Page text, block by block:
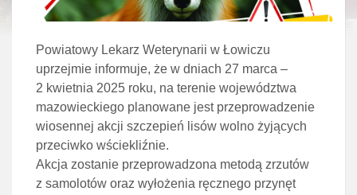
Powiatowy Lekarz Weterynarii w Łowiczu
uprzejmie informuje, że w dniach 27 marca –
2 kwietnia 2025 roku, na terenie województwa
mazowieckiego planowane jest przeprowadzenie
wiosennej akcji szczepień lisów wolno żyjących
przeciwko wściekliźnie.
Akcja zostanie przeprowadzona metodą zrzutów
z samolotów oraz wyłożenia ręcznego przynęt